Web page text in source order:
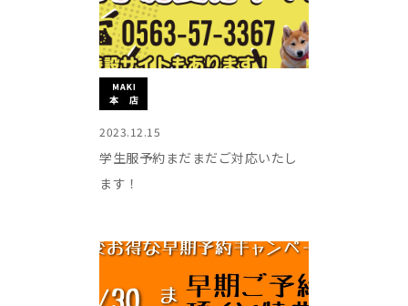
2023.12.15
学生服予約まだまだご対応いたし
ます！